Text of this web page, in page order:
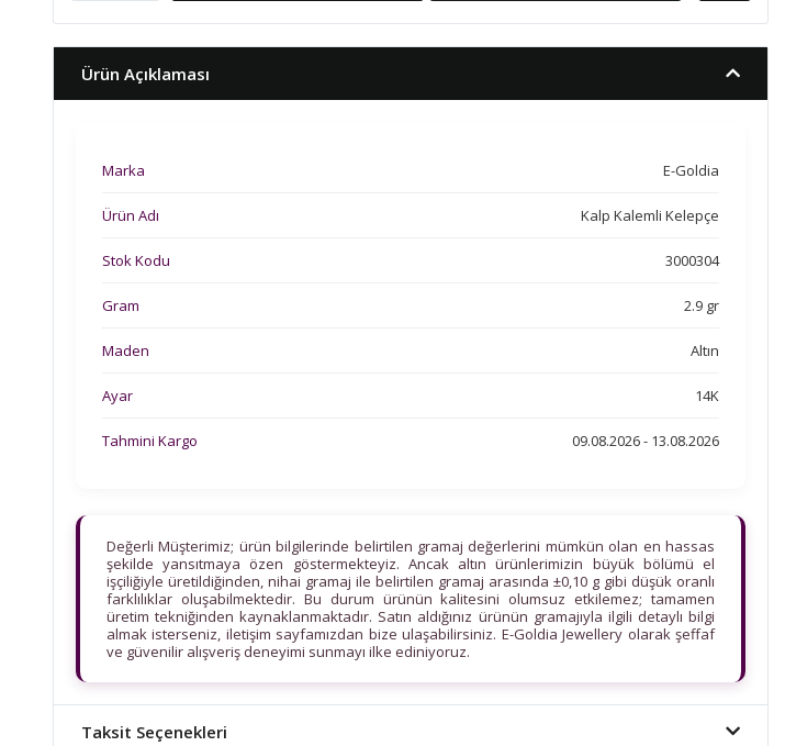
Ürün Açıklaması
Marka E-Goldia
Ürün Adı Kalp Kalemli Kelepçe
Stok Kodu 3000304
Gram 2.9 gr
Maden Altın
Ayar 14K
Tahmini Kargo 09.08.2026 - 13.08.2026
Değerli Müşterimiz; ürün bilgilerinde belirtilen gramaj değerlerini mümkün olan en hassas
şekilde yansıtmaya özen göstermekteyiz. Ancak altın ürünlerimizin büyük bölümü el
işçiliğiyle üretildiğinden, nihai gramaj ile belirtilen gramaj arasında ±0,10 g gibi düşük oranlı
farklılıklar oluşabilmektedir. Bu durum ürünün kalitesini olumsuz etkilemez; tamamen
üretim tekniğinden kaynaklanmaktadır. Satın aldığınız ürünün gramajıyla ilgili detaylı bilgi
almak isterseniz, iletişim sayfamızdan bize ulaşabilirsiniz. E-Goldia Jewellery olarak şeffaf
ve güvenilir alışveriş deneyimi sunmayı ilke ediniyoruz.
Taksit Seçenekleri